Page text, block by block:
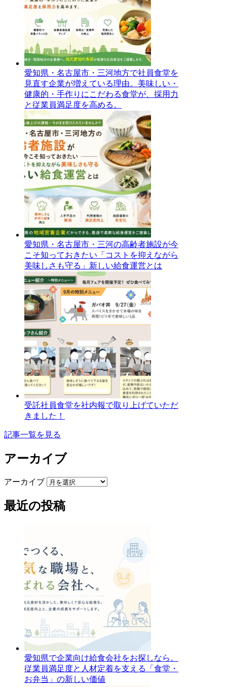
愛知県・名古屋市・三河地方で社員食堂を
見直す企業が増えている理由。美味しい・
健康的・手作りにこだわる食堂が、採用力
と従業員満足度を高める。
愛知県・名古屋市・三河の高齢者施設が今
こそ知っておきたい「コストを抑えながら
美味しさも守る」新しい給食運営とは
受託社員食堂を社内報で取り上げていただ
きました！
記事一覧を見る
アーカイブ
アーカイブ
最近の投稿
愛知県で企業向け給食会社をお探しなら。
従業員満足度と人材定着を支える「食堂・
お弁当」の新しい価値